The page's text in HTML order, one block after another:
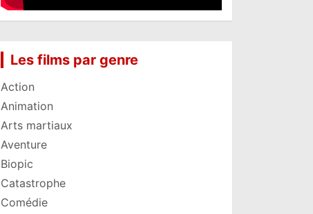
Les films par genre
Action
Animation
Arts martiaux
Aventure
Biopic
Catastrophe
Comédie